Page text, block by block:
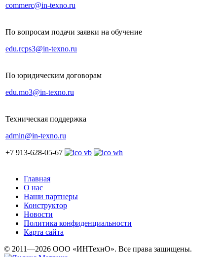
commerc@in-texno.ru
По вопросам подачи заявки на обучение
edu.rcps3@in-texno.ru
По юридическим договорам
edu.mo3@in-texno.ru
Техническая поддержка
admin@in-texno.ru
+7 913-628-05-67
Главная
О нас
Наши партнеры
Конструктор
Новости
Политика конфиденциальности
Карта сайта
© 2011—2026 ООО «ИНТехнО». Все права защищены.